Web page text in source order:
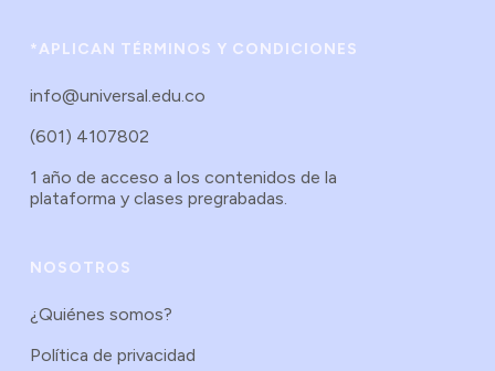
*APLICAN TÉRMINOS Y CONDICIONES
info@universal.edu.co
(601) 4107802
1 año de acceso a los contenidos de la
plataforma y clases pregrabadas.
NOSOTROS
¿Quiénes somos?
Política de privacidad